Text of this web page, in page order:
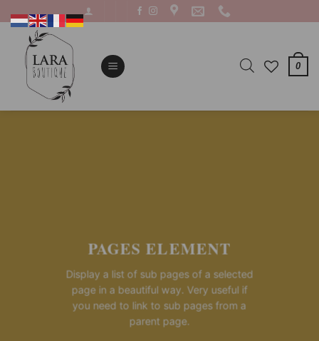
naar
inhoud
0
PAGES ELEMENT
Display a list of sub pages of a selected
page in a beautiful way. Very useful if
you need to link to sub pages from a
parent page.